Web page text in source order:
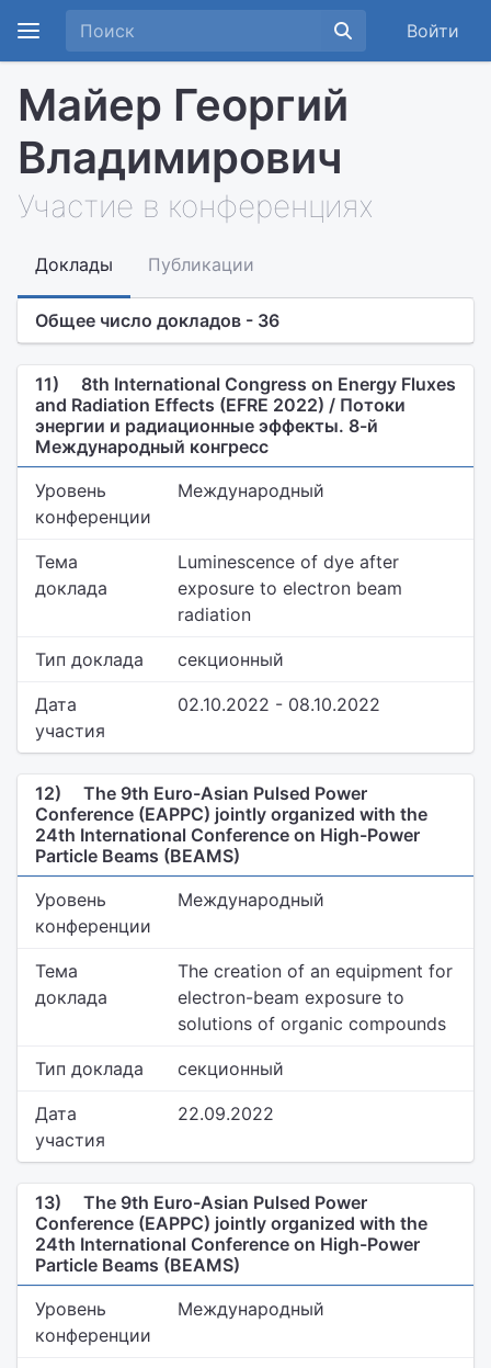
Войти
Майер Георгий
Владимирович
Участие в конференциях
Доклады Публикации
Общее число докладов - 36
11)
8th International Congress on Energy Fluxes
and Radiation Effects (EFRE 2022) / Потоки
энергии и радиационные эффекты. 8-й
Международный конгресс
Уровень
конференции
Международный
Тема
доклада
Luminescence of dye after
exposure to electron beam
radiation
Тип доклада секционный
Дата
участия
02.10.2022 - 08.10.2022
12)
The 9th Euro-Asian Pulsed Power
Conference (EAPPC) jointly organized with the
24th International Conference on High-Power
Particle Beams (BEAMS)
Уровень
конференции
Международный
Тема
доклада
The creation of an equipment for
electron-beam exposure to
solutions of organic compounds
Тип доклада секционный
Дата
участия
22.09.2022
13)
The 9th Euro-Asian Pulsed Power
Conference (EAPPC) jointly organized with the
24th International Conference on High-Power
Particle Beams (BEAMS)
Уровень
конференции
Международный